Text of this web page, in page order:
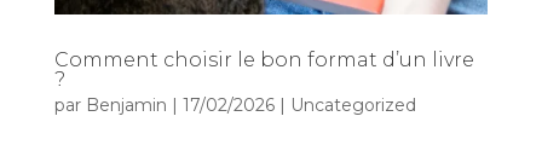
Comment choisir le bon format d’un livre
?
par Benjamin 17/02/2026| Uncategorized